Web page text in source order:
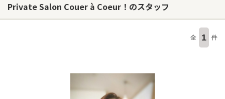
Private Salon Couer à Coeur！のスタッフ
全 1 件